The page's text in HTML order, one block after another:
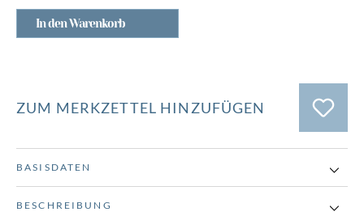
In den Warenkorb
ZUM MERKZETTEL HINZUFÜGEN
BASISDATEN
BESCHREIBUNG